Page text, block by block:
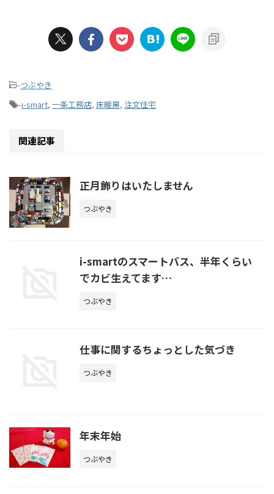
-つぶやき
-i-smart, 一条工務店, 床暖房, 注文住宅
関連記事
正月飾りはいたしません
つぶやき
i-smartのスマートバス、半年くらい
でカビ生えてます…
つぶやき
仕事に関するちょっとした気づき
つぶやき
年末年始
つぶやき